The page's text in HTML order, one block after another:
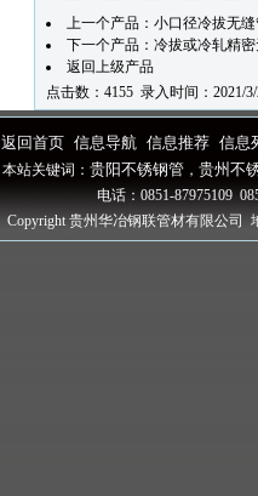
上一个产品： 小口径冷拔无缝
下一个产品： 冷拔或冷轧精
返回上级产品
点击数：4155 录入时间：2021/
返回首页 信息导航 信息推荐 信息
本站关键词： 贵阳不锈钢管， 贵州不
电话：0851-87975109
Copyright 贵州华冶钢联管材有限公司